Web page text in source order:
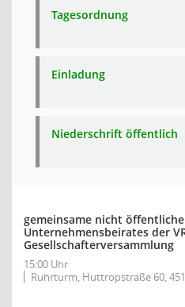
Tagesordnung
Einladung
Niederschrift öffentlich
gemeinsame nicht
Unternehmensbeirates der
Gesellschafterversammlung
15:00 Uhr
Ruhrturm, Huttropstraße 60,